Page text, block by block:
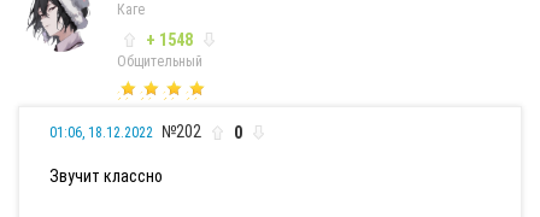
Каге
+ 1548
Общительный
01:06, 18.12.2022 №202 0
Звучит классно